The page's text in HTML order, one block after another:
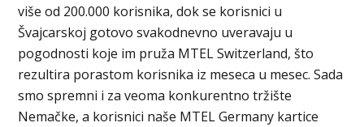
više od 200.000 korisnika, dok se korisnici u
Švajcarskoj gotovo svakodnevno uveravaju u
pogodnosti koje im pruža MTEL Switzerland, što
rezultira porastom korisnika iz meseca u mesec. Sada
smo spremni i za veoma konkurentno tržište
Nemačke, a korisnici naše MTEL Germany kartice